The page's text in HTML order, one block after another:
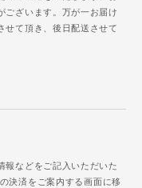
ございます。万が一お届け
せて頂き、後日配送させて
報などをご記入いただいた
決済をご案内する画面に移